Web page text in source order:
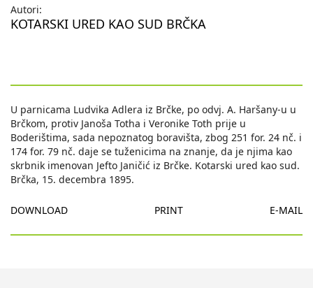
Autori:
KOTARSKI URED KAO SUD BRČKA
U parnicama Ludvika Adlera iz Brčke, po odvj. A. Haršany-u u
Brčkom, protiv Janoša Totha i Veronike Toth prije u
Boderištima, sada nepoznatog boravišta, zbog 251 for. 24 nč. i
174 for. 79 nč. daje se tuženicima na znanje, da je njima kao
skrbnik imenovan Jefto Janičić iz Brčke. Kotarski ured kao sud.
Brčka, 15. decembra 1895.
DOWNLOAD PRINT E-MAIL